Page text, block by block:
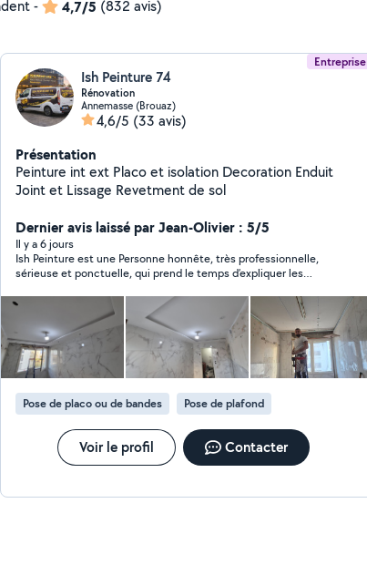
- 4,7/5 (832 avis)
Entreprise
Ish Peinture 74
Rénovation
Annemasse (Brouaz)
4,6/5 (33 avis)
Présentation
Peinture int ext Placo et isolation Decoration Enduit
Joint et Lissage Revetment de sol
Dernier avis laissé par Jean-Olivier : 5/5
Il y a 6 jours
Ish Peinture est une Personne honnête, très professionnelle,
sérieuse et ponctuelle, qui prend le temps d’expliquer les
de bain et créer une douche qui n’existait; il a fait ma plomberie
et électricité à la cuisine; monter plusieurs armoires à
vêtements; monter des lits, monter des ventilateurs au plafond
des chambres et du salon; créer une installation pour ma
machine à laver et diviser une grande chambre en deux petites
chambres avec chaque fois un résultat final soigné. Je vais
continuer de travailler avec lui et le recommande fortement .
Pose de placo ou de bandes
Pose de plafond
Voir le profil Contacter